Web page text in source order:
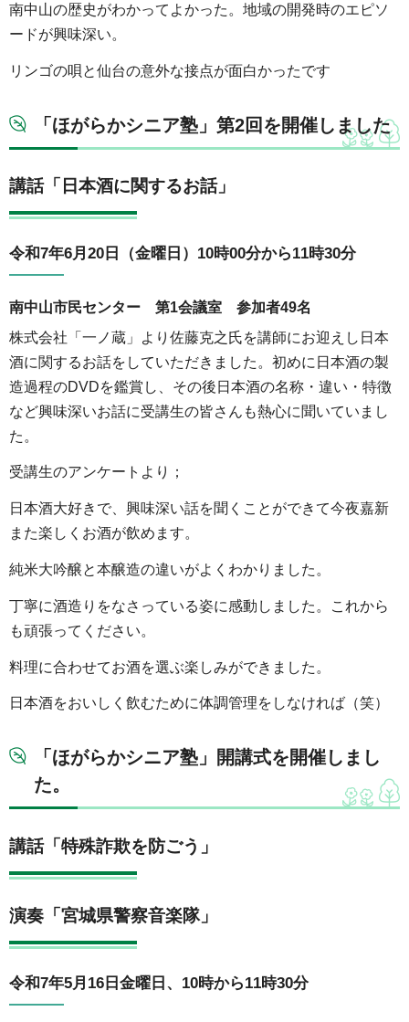
南中山の歴史がわかってよかった。地域の開発時のエピソ
ードが興味深い。
リンゴの唄と仙台の意外な接点が面白かったです
「ほがらかシニア塾」第2回を開催しました
講話「日本酒に関するお話」
令和7年6月20日（金曜日）10時00分から11時30分
南中山市民センター 第1会議室 参加者49名
株式会社「一ノ蔵」より佐藤克之氏を講師にお迎えし日本
酒に関するお話をしていただきました。初めに日本酒の製
造過程のDVDを鑑賞し、その後日本酒の名称・違い・特徴
など興味深いお話に受講生の皆さんも熱心に聞いていまし
た。
受講生のアンケートより；
日本酒大好きで、興味深い話を聞くことができて今夜嘉新
また楽しくお酒が飲めます。
純米大吟醸と本醸造の違いがよくわかりました。
丁寧に酒造りをなさっている姿に感動しました。これから
も頑張ってください。
料理に合わせてお酒を選ぶ楽しみができました。
日本酒をおいしく飲むために体調管理をしなければ（笑）
「ほがらかシニア塾」開講式を開催しまし
た。
講話「特殊詐欺を防ごう」
演奏「宮城県警察音楽隊」
令和7年5月16日金曜日、10時から11時30分